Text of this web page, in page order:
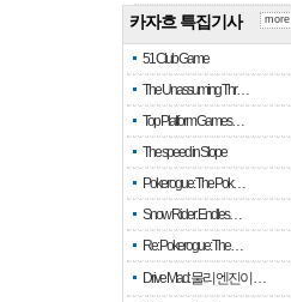
카자흐 특집기사
51 Club Game
The Unassuming Thr…
Top Platform Games…
The speed in Slope
Pokerogue: The Pok…
Snow Rider: Endles…
Re: Pokerogue: The…
Drive Mad: 물리 엔진이 …
more